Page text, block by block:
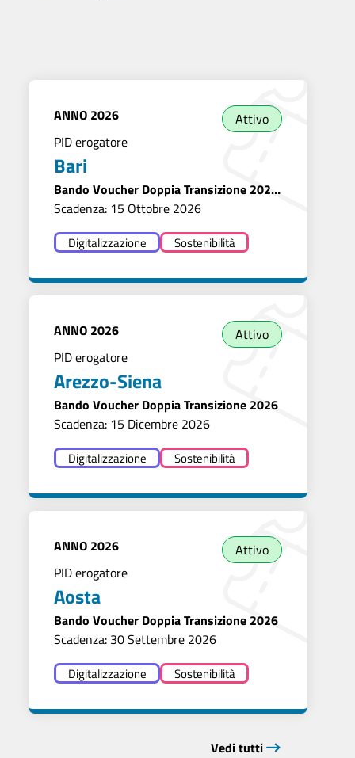
ANNO 2026
Attivo
PID erogatore
Bari
Bando Voucher Doppia Transizione 2026
- Bari
Scadenza: 15 Ottobre 2026
Digitalizzazione Sostenibilità
ANNO 2026
Attivo
PID erogatore
Arezzo-Siena
Bando Voucher Doppia Transizione 2026
Scadenza: 15 Dicembre 2026
Digitalizzazione Sostenibilità
ANNO 2026
Attivo
PID erogatore
Aosta
Bando Voucher Doppia Transizione 2026
Scadenza: 30 Settembre 2026
Digitalizzazione Sostenibilità
Vedi tutti